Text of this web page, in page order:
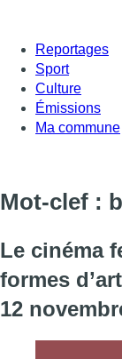
Reportages
Sport
Culture
Émissions
Ma commune
Mot-clef :
Le cinéma
formes
12